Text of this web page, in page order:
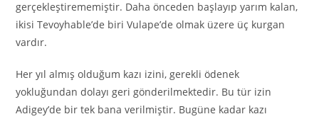
gerçekleştirememiştir. Daha önceden başlayıp yarım kalan,
ikisi Tevoyhable’de biri Vulape’de olmak üzere üç kurgan
vardır.
Her yıl almış olduğum kazı izini, gerekli ödenek
yokluğundan dolayı geri gönderilmektedir. Bu tür izin
Adigey’de bir tek bana verilmiştir. Bugüne kadar kazı